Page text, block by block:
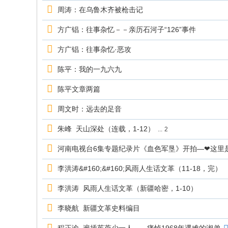
究
周涛：在乌鲁木齐被枪击记
方广锠：往事杂忆－－亲历石河子“126”事件
方广锠：往事杂忆·恶攻
陈平：我的一九六九
陈平文章两篇
周文时：远去的足音
朱峰 天山深处（连载，1-12） ... 2
河南电视台6集专题纪录片《血色军垦》开拍—❤这里
李洪涛&#160;&#160;风雨人生话文革（11-18，完）
李洪涛 风雨人生话文革（新疆哈密，1-10）
李晓航 新疆文革史料编目